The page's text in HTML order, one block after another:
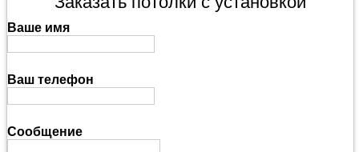
Ваше имя
Ваш телефон
Сообщение